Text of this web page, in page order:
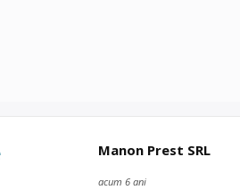
Manon Prest SRL
acum 6 ani